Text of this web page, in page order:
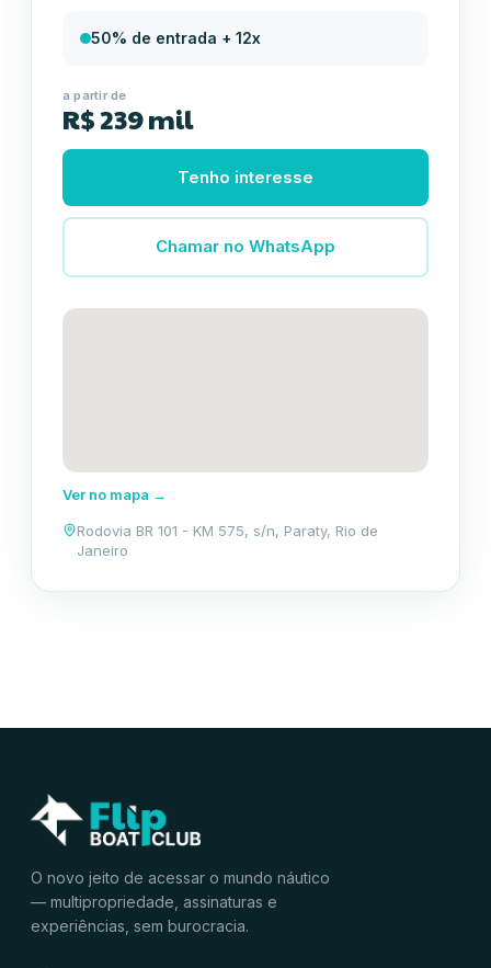
50% de entrada + 12x
a partir de
R$ 239 mil
Tenho interesse
Chamar no WhatsApp
Ver no mapa →
Rodovia BR 101 - KM 575, s/n, Paraty, Rio de
Janeiro
O novo jeito de acessar o mundo náutico
— multipropriedade, assinaturas e
experiências, sem burocracia.